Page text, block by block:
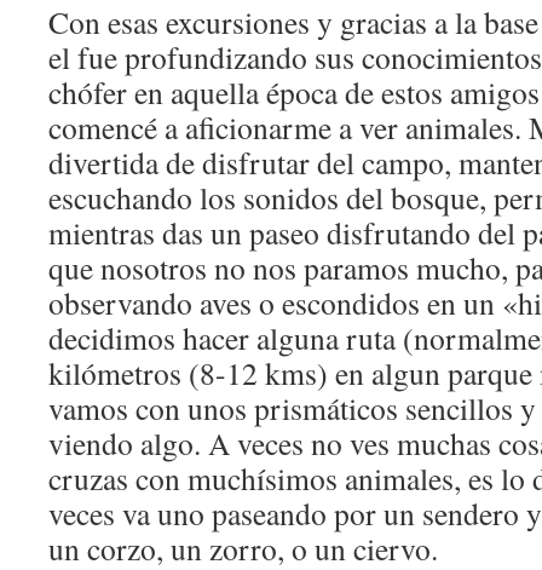
Con esas excursiones y gracias a la
el fue profundizando sus
chófer en aquella época de estos
comencé a aficionarme a ver animales.
divertida de disfrutar del campo,
escuchando los sonidos del bosque,
mientras das un paseo disfrutando del
que nosotros no nos paramos mucho,
observando aves o escondidos en un
decidimos hacer alguna ruta
kilómetros (8-12 kms) en algun
vamos con unos prismáticos sencillos
viendo algo. A veces no ves muchas
cruzas con muchísimos animales, es
veces va uno paseando por un sendero
un corzo, un zorro, o un ciervo.